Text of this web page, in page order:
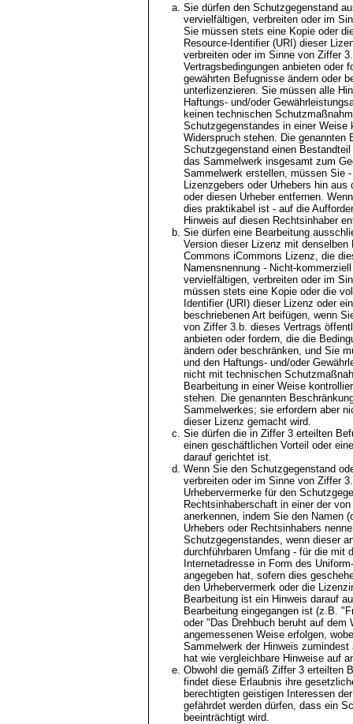
Sie dürfen den Schutzgegenstand
vervielfältigen, verbreiten oder im
Sie müssen stets eine Kopie oder
Resource-Identifier (URI) dieser
verbreiten oder im Sinne von Ziffer
Vertragsbedingungen anbieten oder
gewährten Befugnisse ändern oder
unterlizenzieren. Sie müssen alle
Haftungs- und/oder
keinen technischen
Schutzgegenstandes in einer
Widerspruch stehen. Die genannten
Schutzgegenstand einen
das Sammelwerk insgesamt zum
Sammelwerk erstellen, müssen Sie
Lizenzgebers oder Urhebers hin
oder diesen Urheber entfernen.
dies praktikabel ist - auf die
Hinweis auf diesen Rechtsinhaber
Sie dürfen eine Bearbeitung
Version dieser Lizenz mit
Commons iCommons Lizenz, die
Namensnennung - Nicht-
vervielfältigen, verbreiten oder im
müssen stets eine Kopie oder die
Identifier (URI) dieser Lizenz oder
beschriebenen Art beifügen, wenn
von Ziffer 3.b. dieses Vertrags
anbieten oder fordern, die die
ändern oder beschränken, und Sie
und den Haftungs- und/oder
nicht mit technischen
Bearbeitung in einer Weise
stehen. Die genannten
Sammelwerkes; sie erfordern aber
dieser Lizenz gemacht wird.
Sie dürfen die in Ziffer 3 erteilten
einen geschäftlichen Vorteil oder
darauf gerichtet ist.
Wenn Sie den Schutzgegenstand
verbreiten oder im Sinne von Ziffer
Urhebervermerke für den
Rechtsinhaberschaft in einer der
anerkennen, indem Sie den Namen
Urhebers oder Rechtsinhabers
Schutzgegenstandes, wenn dieser
durchführbaren Umfang - für die mit
Internetadresse in Form des
angegeben hat, sofern dies
den Urhebervermerk oder die
Bearbeitung ist ein Hinweis darauf
Bearbeitung eingegangen ist (z.B.
oder "Das Drehbuch beruht auf
angemessenen Weise erfolgen,
Sammelwerk der Hinweis
hat wie vergleichbare Hinweise auf
Obwohl die gemäß Ziffer 3 erteilten
findet diese Erlaubnis ihre
berechtigten geistigen Interessen
gefährdet werden dürfen, dass ein
beeinträchtigt wird.